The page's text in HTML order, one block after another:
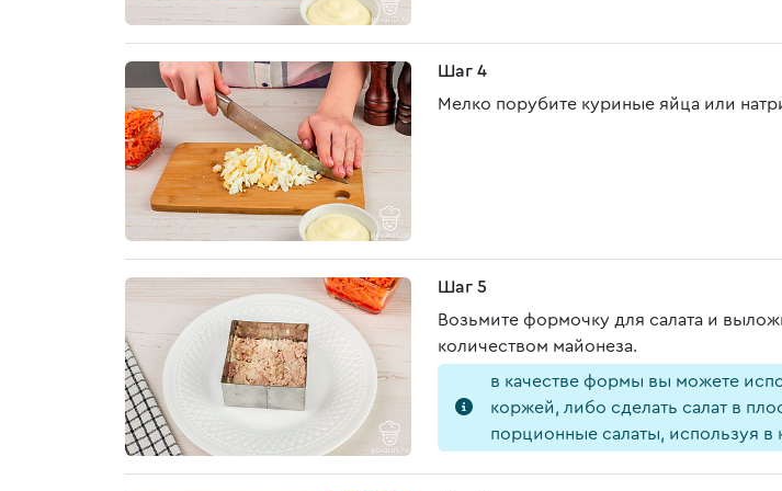
Шаг 4
Мелко порубите куриные яйца или
Шаг 5
Возьмите формочку для салата и
количеством майонеза.
в качестве формы вы можете
коржей, либо сделать салат в
порционные салаты, используя в